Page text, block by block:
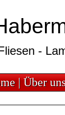
Fliesen -
-
| Über
|Über